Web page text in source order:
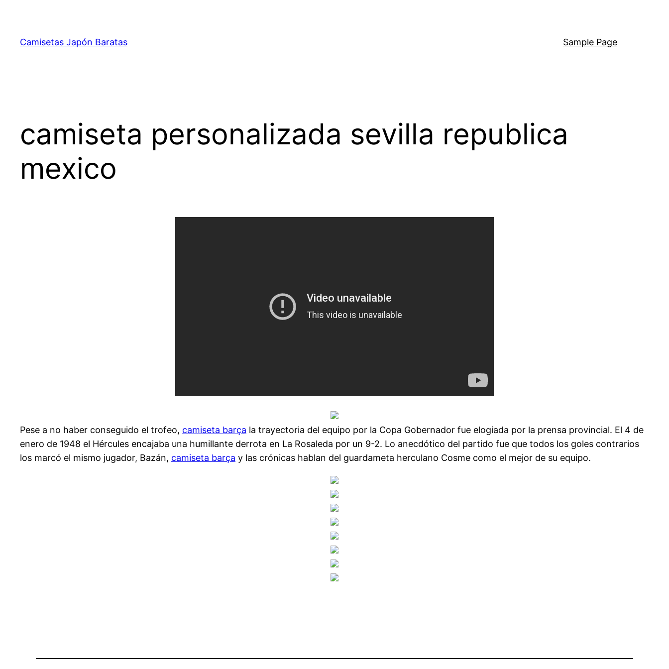
contenido
Camisetas Japón Baratas Sample Page
camiseta personalizada sevilla republica
mexico
Pese a no haber conseguido el trofeo, camiseta barça la trayectoria del equipo por la Copa Gobernador fue elogiada por la prensa provincial. El 4 de
enero de 1948 el Hércules encajaba una humillante derrota en La Rosaleda por un 9-2. Lo anecdótico del partido fue que todos los goles contrarios
los marcó el mismo jugador, Bazán, camiseta barça y las crónicas hablan del guardameta herculano Cosme como el mejor de su equipo.